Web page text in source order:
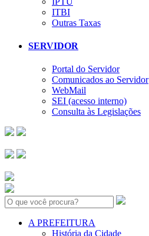
ITBI
Outras Taxas
SERVIDOR
Portal do Servidor
Comunicados ao Servidor
WebMail
SEI (acesso interno)
Consulta às Legislações
Search:
A PREFEITURA
História da Cidade